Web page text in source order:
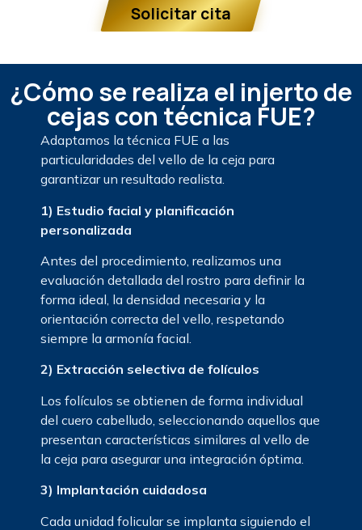
Solicitar cita
¿Cómo se realiza el injerto de
cejas con técnica FUE?
Adaptamos la técnica FUE a las
particularidades del vello de la ceja para
garantizar un resultado realista.
1) Estudio facial y planificación
personalizada
Antes del procedimiento, realizamos una
evaluación detallada del rostro para definir la
forma ideal, la densidad necesaria y la
orientación correcta del vello, respetando
siempre la armonía facial.
2) Extracción selectiva de folículos
Los folículos se obtienen de forma individual
del cuero cabelludo, seleccionando aquellos que
presentan características similares al vello de
la ceja para asegurar una integración óptima.
3) Implantación cuidadosa
Cada unidad folicular se implanta siguiendo el